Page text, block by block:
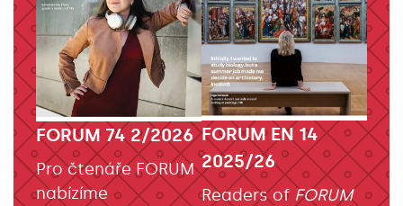
FORUM 74 2/2026
Pro čtenáře FORUM
nabízíme
FORUM EN 14
2025/26
Readers of FORUM